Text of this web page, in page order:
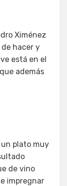
Ximénez
hacer y
está en el
además
un plato muy
de vino
impregnar